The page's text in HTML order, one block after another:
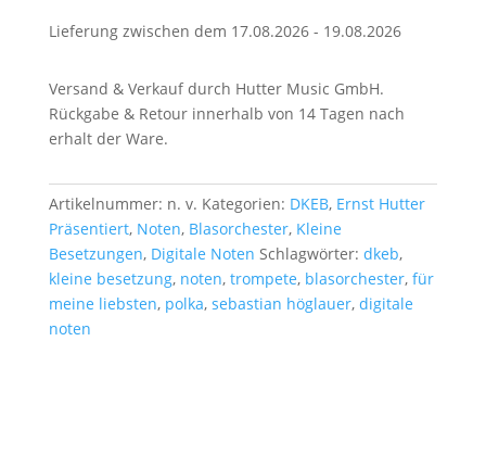
Lieferung zwischen dem 17.08.2026 - 19.08.2026
Versand & Verkauf durch Hutter Music GmbH.
Rückgabe & Retour innerhalb von 14 Tagen nach
erhalt der Ware.
Artikelnummer: n. v. Kategorien: DKEB, Ernst Hutter
Präsentiert, Noten, Blasorchester, Kleine
Besetzungen, Digitale Noten Schlagwörter: dkeb,
kleine besetzung, noten, trompete, blasorchester, für
meine liebsten, polka, sebastian höglauer, digitale
noten